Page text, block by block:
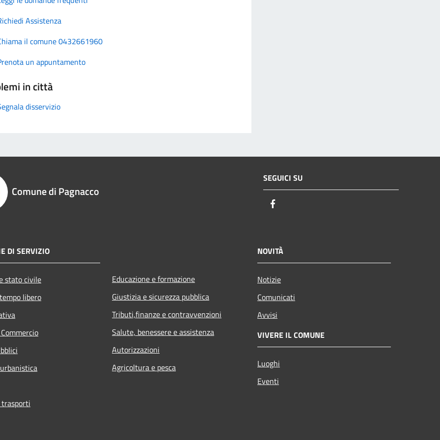
Assistenza
il comune 0432661960
un appuntamento
in città
disservizio
Comune di Pagnacco
SEGUICI SU
DI SERVIZIO
stato civile
libero
Educazione e formazione
Giustizia e sicurezza pubblica
Tributi,finanze e contravvenzioni
Salute, benessere e assistenza
Autorizzazioni
Agricoltura e pesca
NOVITÀ
Notizie
Comunicati
Avvisi
VIVERE IL COMUNE
Luoghi
Eventi